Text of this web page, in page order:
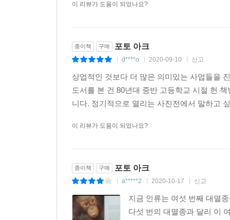
이 리뷰가 도움이 되었나요?
종이책 구매 포토 아크
d****o 2020-09-10 신고
상업적인 것보다 더 많은 의미있는 사업들을
도서를 본 건 80년대 중반 고등학교 시절 헌
니다. 정기적으로 열리는 사진전에서 말하고
이 리뷰가 도움이 되었나요?
종이책 구매 포토 아크
a*****2 2020-10-17 신고
지금 인류는 여섯 번째 대멸
다섯 번의 대멸종과 달리 이